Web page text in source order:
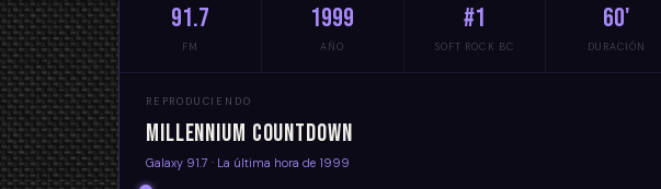
91.7
FM
1999
AÑO
#1
SOFT ROCK BC
60'
DURACIÓN
REPRODUCIENDO
Millennium Countdown
Galaxy 91.7 · La última hora de 1999